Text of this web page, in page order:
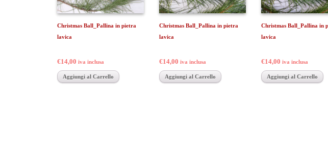
Christmas Ball_Pallina in pietra
lavica
€14,00 iva inclusa
Aggiungi al Carrello
Christmas Ball_Pallina in pietra
lavica
€14,00 iva inclusa
Aggiungi al Carrello
Christmas Ball_Pallina in
lavica
€14,00 iva inclusa
Aggiungi al Carrello